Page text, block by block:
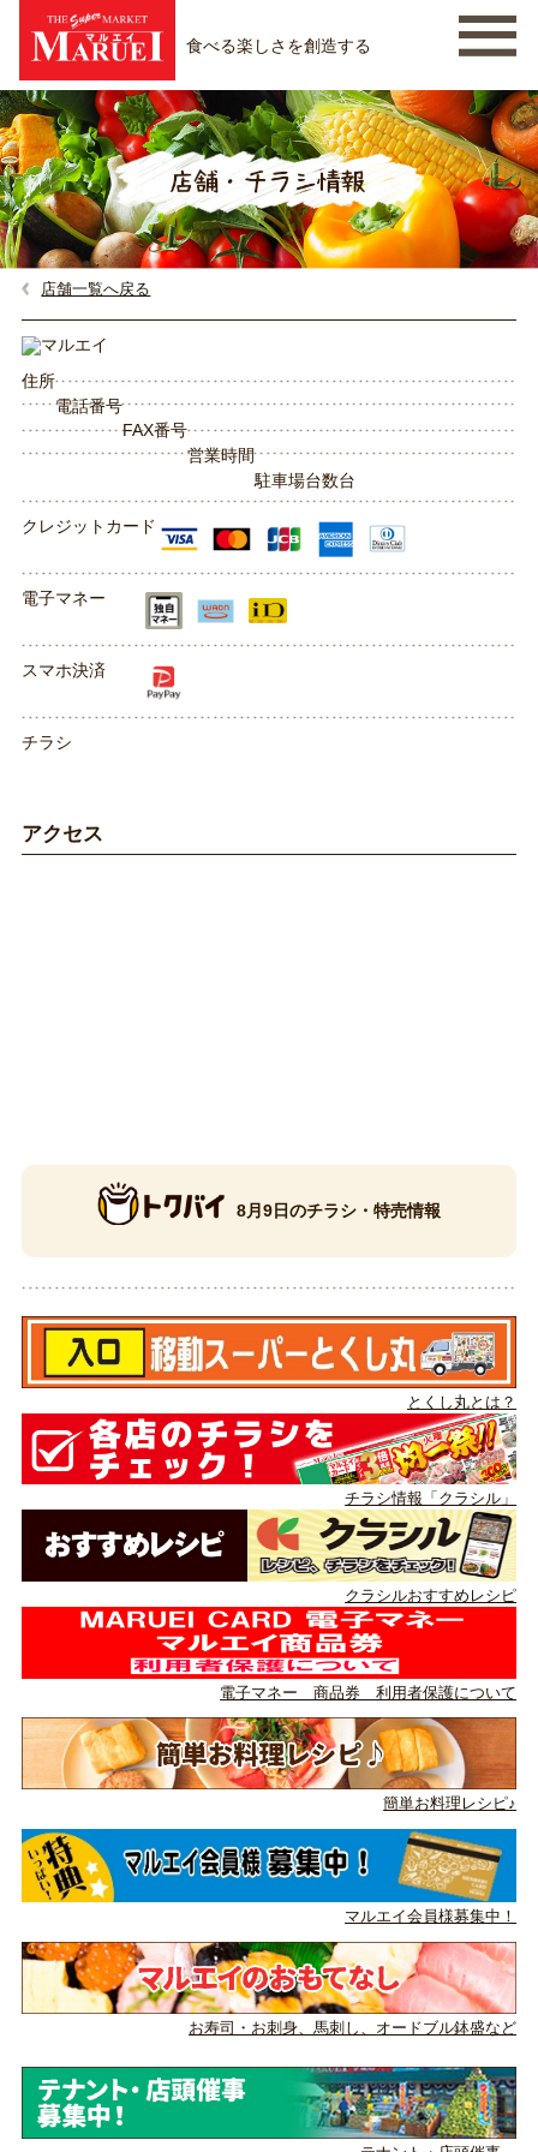
食べる楽しさを創造する
店舗一覧へ戻る
住所
電話番号
FAX番号
営業時間
駐車場台数台
クレジットカード
電子マネー
スマホ決済
チラシ
アクセス
8月9日のチラシ・特売情報
とくし丸とは？
チラシ情報「クラシル」
クラシルおすすめレシピ
電子マネー 商品券 利用者保護について
簡単お料理レシピ♪
マルエイ会員様募集中！
お寿司・お刺身、馬刺し、 オードブル鉢盛など